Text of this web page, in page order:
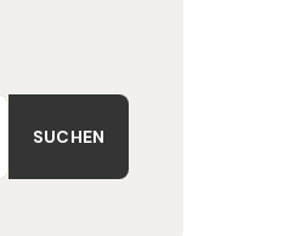
SUCHEN